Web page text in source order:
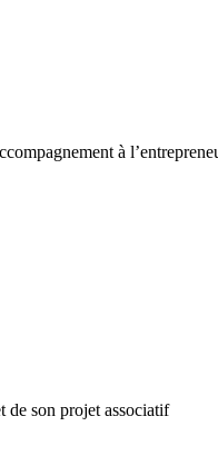
à
de son projet associatif